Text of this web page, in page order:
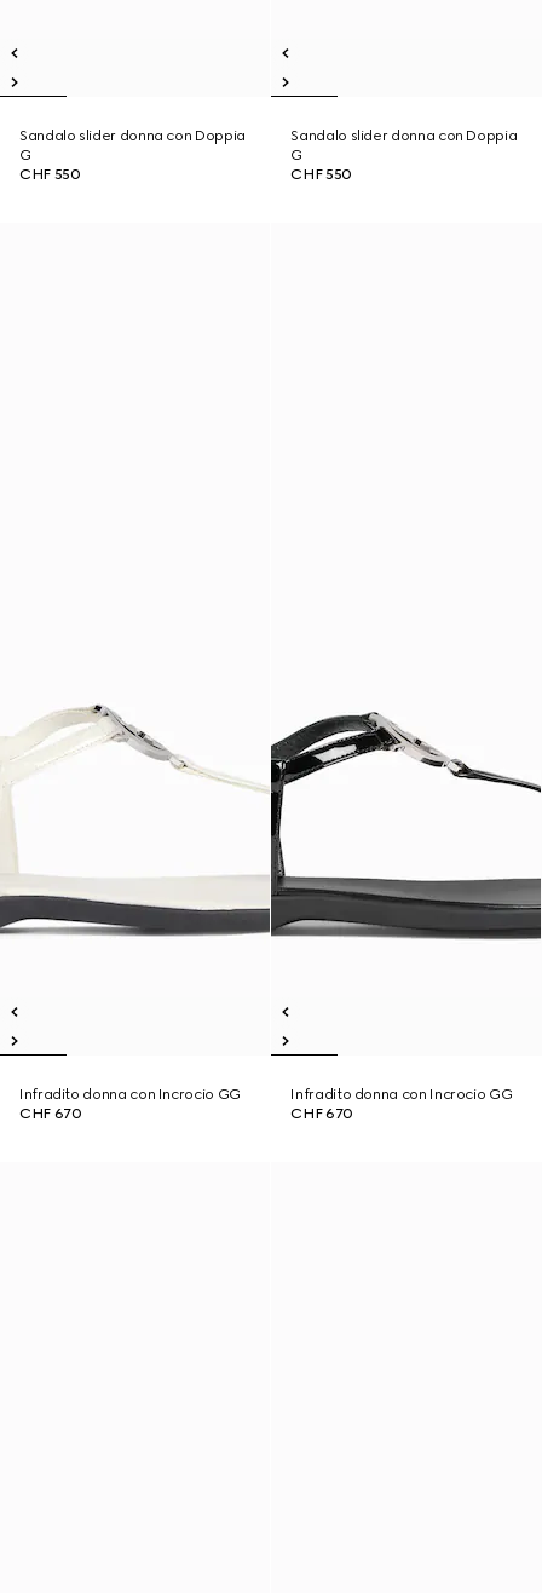
Sandalo slider donna con Doppia
G
CHF 550
Sandalo slider donna con Doppia
G
CHF 550
Infradito donna con Incrocio GG
CHF 670
Infradito donna con Incrocio GG
CHF 670